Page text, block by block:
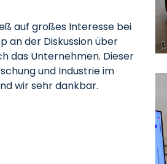
auf großes Interesse bei
an der Diskussion über
das Unternehmen. Dieser
und Industrie im
wir sehr dankbar.